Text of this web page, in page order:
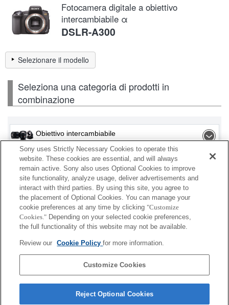
Fotocamera digitale a obiettivo
intercambiabile α
DSLR-A300
Selezionare il modello
Seleziona una categoria di prodotti in
combinazione
Obiettivo intercambiabile
Flash / Lampada
Scheda di memoria
Alimentazione
Accessori
A seconda del paese o dell'area geografica, alcuni
prodotti visualizzati potrebbero non essere
Sony uses Strictly Necessary Cookies to operate this
website. These cookies are essential, and will always
remain active. Sony also uses Optional Cookies to improve
site functionality, analyze usage, deliver advertisements and
interact with third parties. By using this site, you agree to
the placement of Optional Cookies. You can manage your
cookie preferences at any time by clicking "Customize
Cookies." Depending on your selected cookie preferences,
the full functionality of this website may not be available.
Review our Cookie Policyfor more information.
Customize Cookies
Reject Optional Cookies